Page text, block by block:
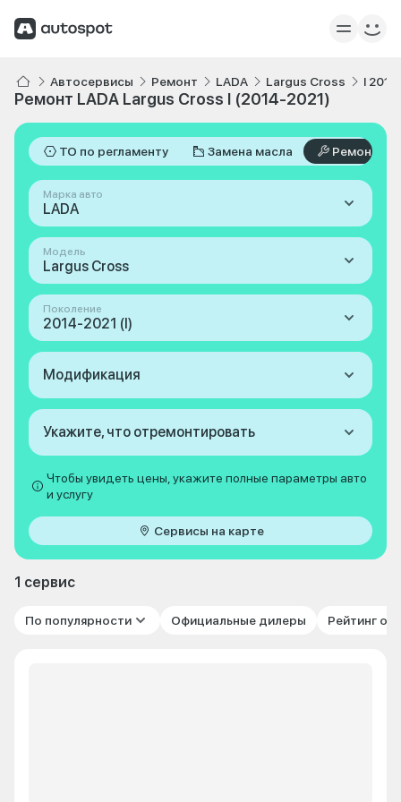
Автосервисы Ремонт LADA Largus Cross I
Ремонт LADA Largus Cross I (2014-2021)
ТО по регламенту Замена масла Ремонт
Марка авто
LADA
Модель
Largus Cross
Поколение
2014-2021 (I)
Модификация
Укажите, что отремонтировать
Чтобы увидеть цены, укажите полные параметры авто
и услугу
Сервисы на карте
1 сервис
По популярности Официальные дилеры Рейтинг